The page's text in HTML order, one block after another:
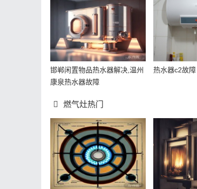
邯郸闲置物品热水器解决,温州
康泉热水器故障
热水器c2故障
燃气灶热门